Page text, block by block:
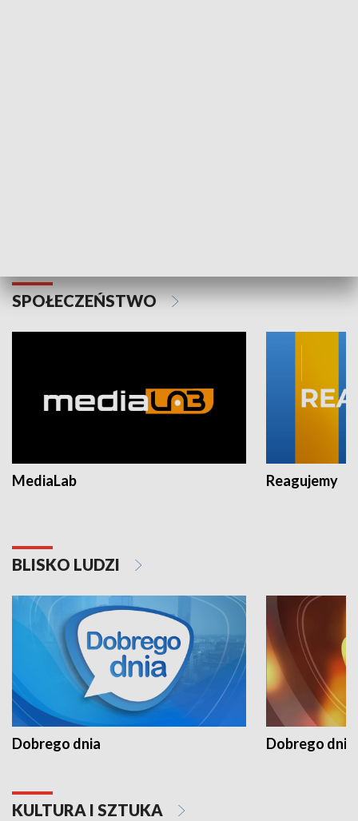
SPOŁECZEŃSTWO
MediaLab Reagujemy
BLISKO LUDZI
Dobrego dnia Dobrego dnia
KULTURA I SZTUKA